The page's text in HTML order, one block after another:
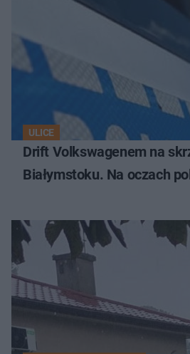
ULICE
Drift Volkswagenem na
Białymstoku. Na oczach